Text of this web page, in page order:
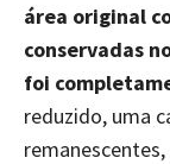
área original
conservadas
foi
reduzido, uma